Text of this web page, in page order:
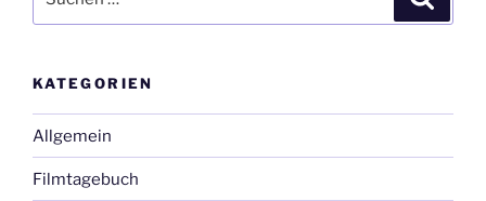
nach:
KATEGORIEN
Allgemein
Filmtagebuch